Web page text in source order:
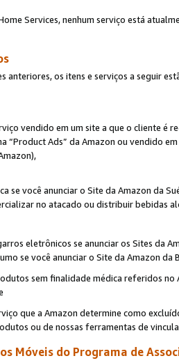
Services, nenhum serviço está
anteriores, os itens e serviços a seguir
vendido em um site a que o cliente é
“Product Ads” da Amazon ou vendido
se você anunciar o Site da Amazon da
no atacado ou distribuir bebidas
eletrônicos se anunciar os Sites da
se você anunciar o Site da Amazon da
sem finalidade médica referidos no
que a Amazon determine como
ou de nossas ferramentas de
Móveis do Programa de